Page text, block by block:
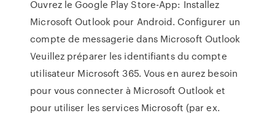
Ouvrez le Google Play Store-App: Installez
Microsoft Outlook pour Android. Configurer un
compte de messagerie dans Microsoft Outlook
Veuillez préparer les identifiants du compte
utilisateur Microsoft 365. Vous en aurez besoin
pour vous connecter à Microsoft Outlook et
pour utiliser les services Microsoft (par ex.